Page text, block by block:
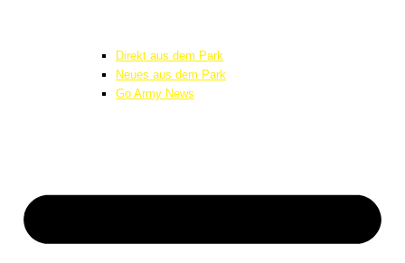
Direkt aus dem Park
Neues aus dem Park
Go Army News